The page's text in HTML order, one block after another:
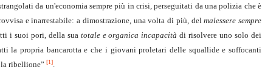
da un'economia sempre più in crisi, perseguitati da una polizia che è
e inarrestabile: a dimostrazione, una volta di più, delmalessere sempre
i suoi pori, della sua totale e organica incapacità di risolvere uno solo dei
la propria bancarotta e che i giovani proletari delle squallide e soffocanti
la ribellione” [1]